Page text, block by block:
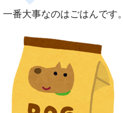
一番大事なのはごはんです。